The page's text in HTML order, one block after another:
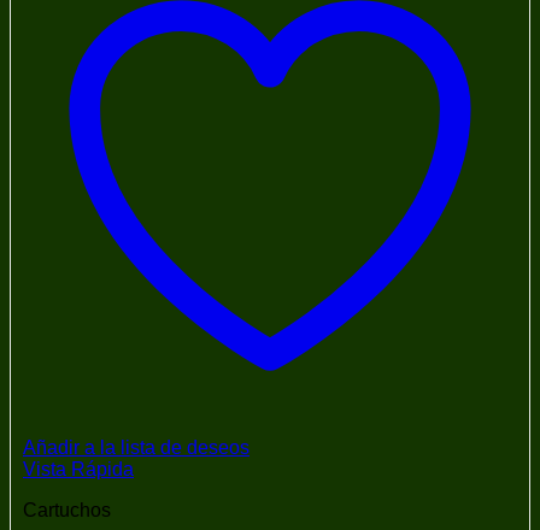
Añadir a la lista de deseos
Vista Rápida
Cartuchos